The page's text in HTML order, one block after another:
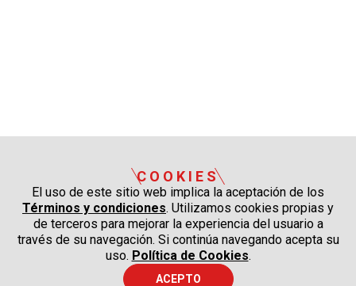
COOKIES
El uso de este sitio web implica la aceptación de los
Términos y condiciones. Utilizamos cookies propias y
de terceros para mejorar la experiencia del usuario a
través de su navegación. Si continúa navegando acepta su
uso. Política de Cookies.
ACEPTO